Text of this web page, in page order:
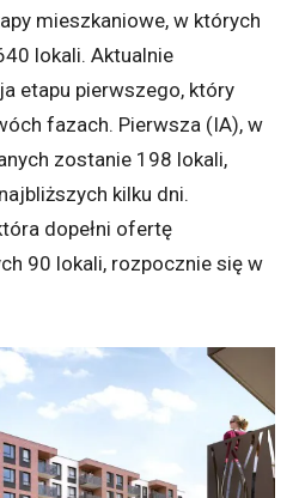
mieszkaniowe, w których
lokali. Aktualnie
etapu pierwszego, który
fazach. Pierwsza (IA), w
zostanie 198 lokali,
kilku dni.
dopełni ofertę
90 lokali, rozpocznie się w